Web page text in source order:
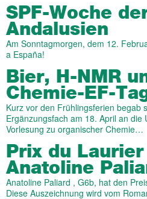
SPF-Woche
Andalusien
Am Sonntagmorgen, dem 12.
a España!
Bier, H-NMR
Chemie-EF-
Kurz vor den Frühlingsferien begab
Ergänzungsfach am 18. April an
Vorlesung zu organischer Chemie…
Prix du
Anatoline
Anatoline Paliard , G6b, hat den
Diese Auszeichnung wird vom